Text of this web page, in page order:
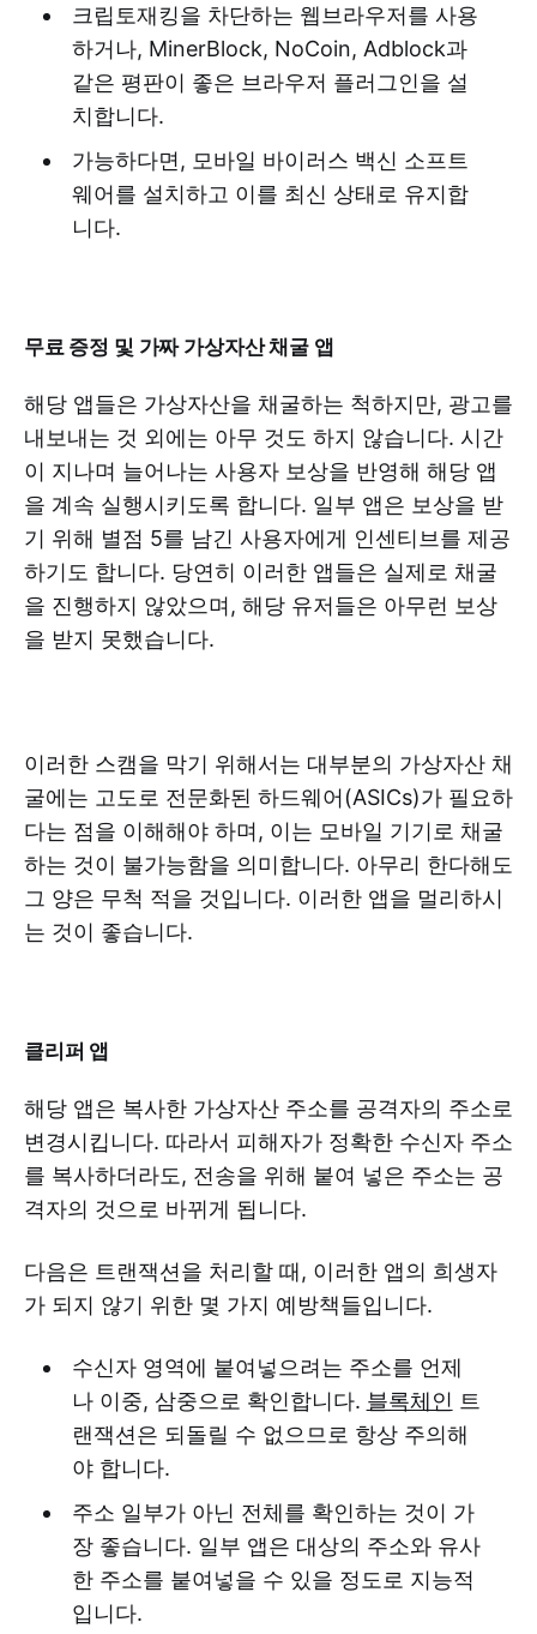
크립토재킹을 차단하는 웹브라우저를 사용
하거나, MinerBlock, NoCoin, Adblock과
같은 평판이 좋은 브라우저 플러그인을 설
치합니다.
가능하다면, 모바일 바이러스 백신 소프트
웨어를 설치하고 이를 최신 상태로 유지합
니다.
무료 증정 및 가짜 가상자산 채굴 앱
해당 앱들은 가상자산을 채굴하는 척하지만, 광고를
내보내는 것 외에는 아무 것도 하지 않습니다. 시간
이 지나며 늘어나는 사용자 보상을 반영해 해당 앱
을 계속 실행시키도록 합니다. 일부 앱은 보상을 받
기 위해 별점 5를 남긴 사용자에게 인센티브를 제공
하기도 합니다. 당연히 이러한 앱들은 실제로 채굴
을 진행하지 않았으며, 해당 유저들은 아무런 보상
을 받지 못했습니다.
이러한 스캠을 막기 위해서는 대부분의 가상자산 채
굴에는 고도로 전문화된 하드웨어(ASICs)가 필요하
다는 점을 이해해야 하며, 이는 모바일 기기로 채굴
하는 것이 불가능함을 의미합니다. 아무리 한다해도
그 양은 무척 적을 것입니다. 이러한 앱을 멀리하시
는 것이 좋습니다.
클리퍼 앱
해당 앱은 복사한 가상자산 주소를 공격자의 주소로
변경시킵니다. 따라서 피해자가 정확한 수신자 주소
를 복사하더라도, 전송을 위해 붙여 넣은 주소는 공
격자의 것으로 바뀌게 됩니다.
다음은 트랜잭션을 처리할 때, 이러한 앱의 희생자
가 되지 않기 위한 몇 가지 예방책들입니다.
수신자 영역에 붙여넣으려는 주소를 언제
나 이중, 삼중으로 확인합니다. 블록체인 트
랜잭션은 되돌릴 수 없으므로 항상 주의해
야 합니다.
주소 일부가 아닌 전체를 확인하는 것이 가
장 좋습니다. 일부 앱은 대상의 주소와 유사
한 주소를 붙여넣을 수 있을 정도로 지능적
입니다.